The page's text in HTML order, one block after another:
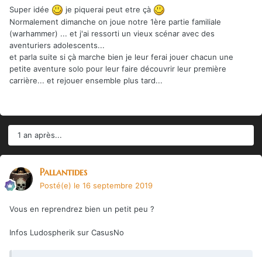
Super idée
je piquerai peut etre çà
Normalement dimanche on joue notre 1ère partie familiale
(warhammer) ... et j'ai ressorti un vieux scénar avec des
aventuriers adolescents...
et parla suite si çà marche bien je leur ferai jouer chacun une
petite aventure solo pour leur faire découvrir leur première
carrière... et rejouer ensemble plus tard...
1 an après...
Pallantides
Posté(e) le 16 septembre 2019
Vous en reprendrez bien un petit peu ?
Infos Ludospherik sur CasusNo